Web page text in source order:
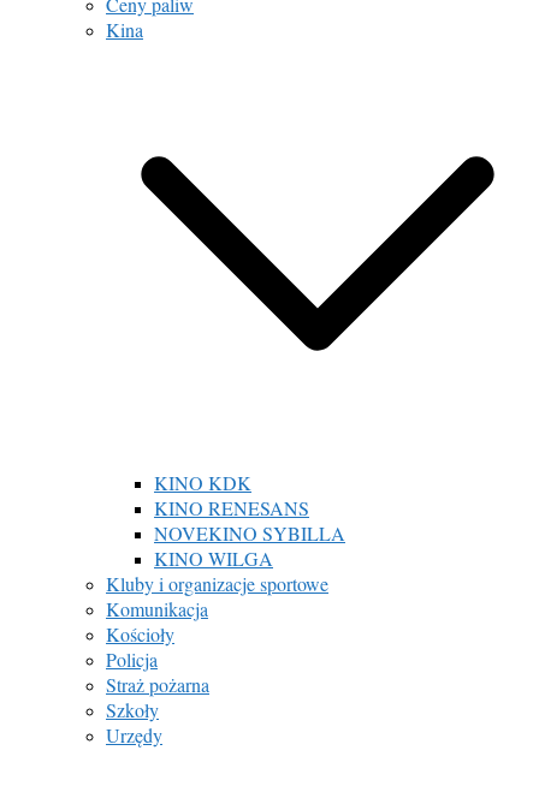
Kina
KINO KDK
KINO RENESANS
NOVEKINO SYBILLA
KINO WILGA
Kluby i organizacje sportowe
Komunikacja
Kościoły
Policja
Straż pożarna
Szkoły
Urzędy